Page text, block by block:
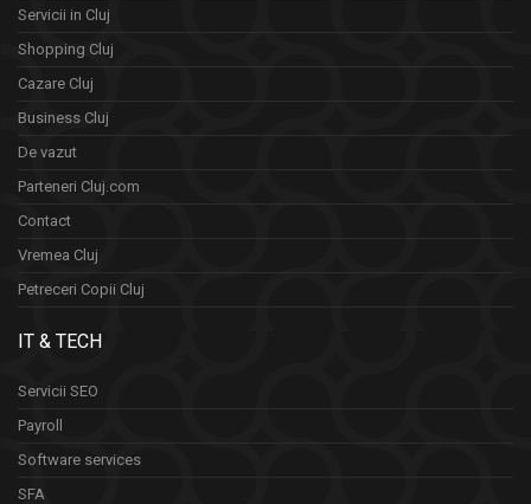
Servicii in Cluj
Shopping Cluj
Cazare Cluj
Business Cluj
De vazut
Parteneri Cluj.com
Contact
Vremea Cluj
Petreceri Copii Cluj
IT & TECH
Servicii SEO
Payroll
Software services
SFA